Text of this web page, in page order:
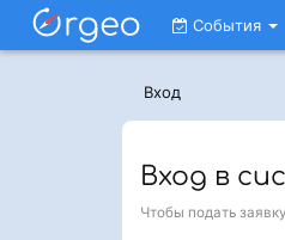
События
Вход
Вход в
Чтобы подать